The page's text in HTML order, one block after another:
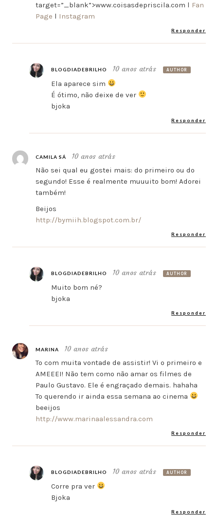
target=”_blank”>www.coisasdepriscila.com l Fan
Page l Instagram
Responder
BLOGDIADEBRILHO 10 anos atrás AUTHOR
Ela aparece sim
É ótimo, não deixe de ver
bjoka
Responder
CAMILA SÁ
10 anos atrás
Não sei qual eu gostei mais: do primeiro ou do
segundo! Esse é realmente muuuito bom! Adorei
também!
Beijos
http://bymiih.blogspot.com.br/
Responder
BLOGDIADEBRILHO 10 anos atrás AUTHOR
Muito bom né?
bjoka
Responder
MARINA
10 anos atrás
To com muita vontade de assistir! Vi o primeiro e
AMEEEI! Não tem como não amar os filmes de
Paulo Gustavo. Ele é engraçado demais. hahaha
To querendo ir ainda essa semana ao cinema
beeijos
http://www.marinaalessandra.com
Responder
BLOGDIADEBRILHO 10 anos atrás AUTHOR
Corre pra ver
Bjoka
Responder